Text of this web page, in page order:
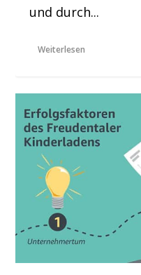
und durch...
Weiterlesen